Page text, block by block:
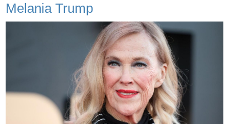
Melania Trump